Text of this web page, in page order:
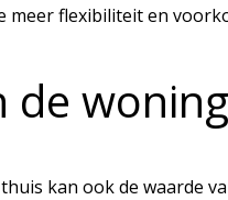
meer flexibiliteit en
de
kan ook de waarde